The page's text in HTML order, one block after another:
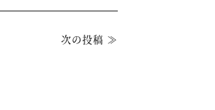
次の投稿 ≫